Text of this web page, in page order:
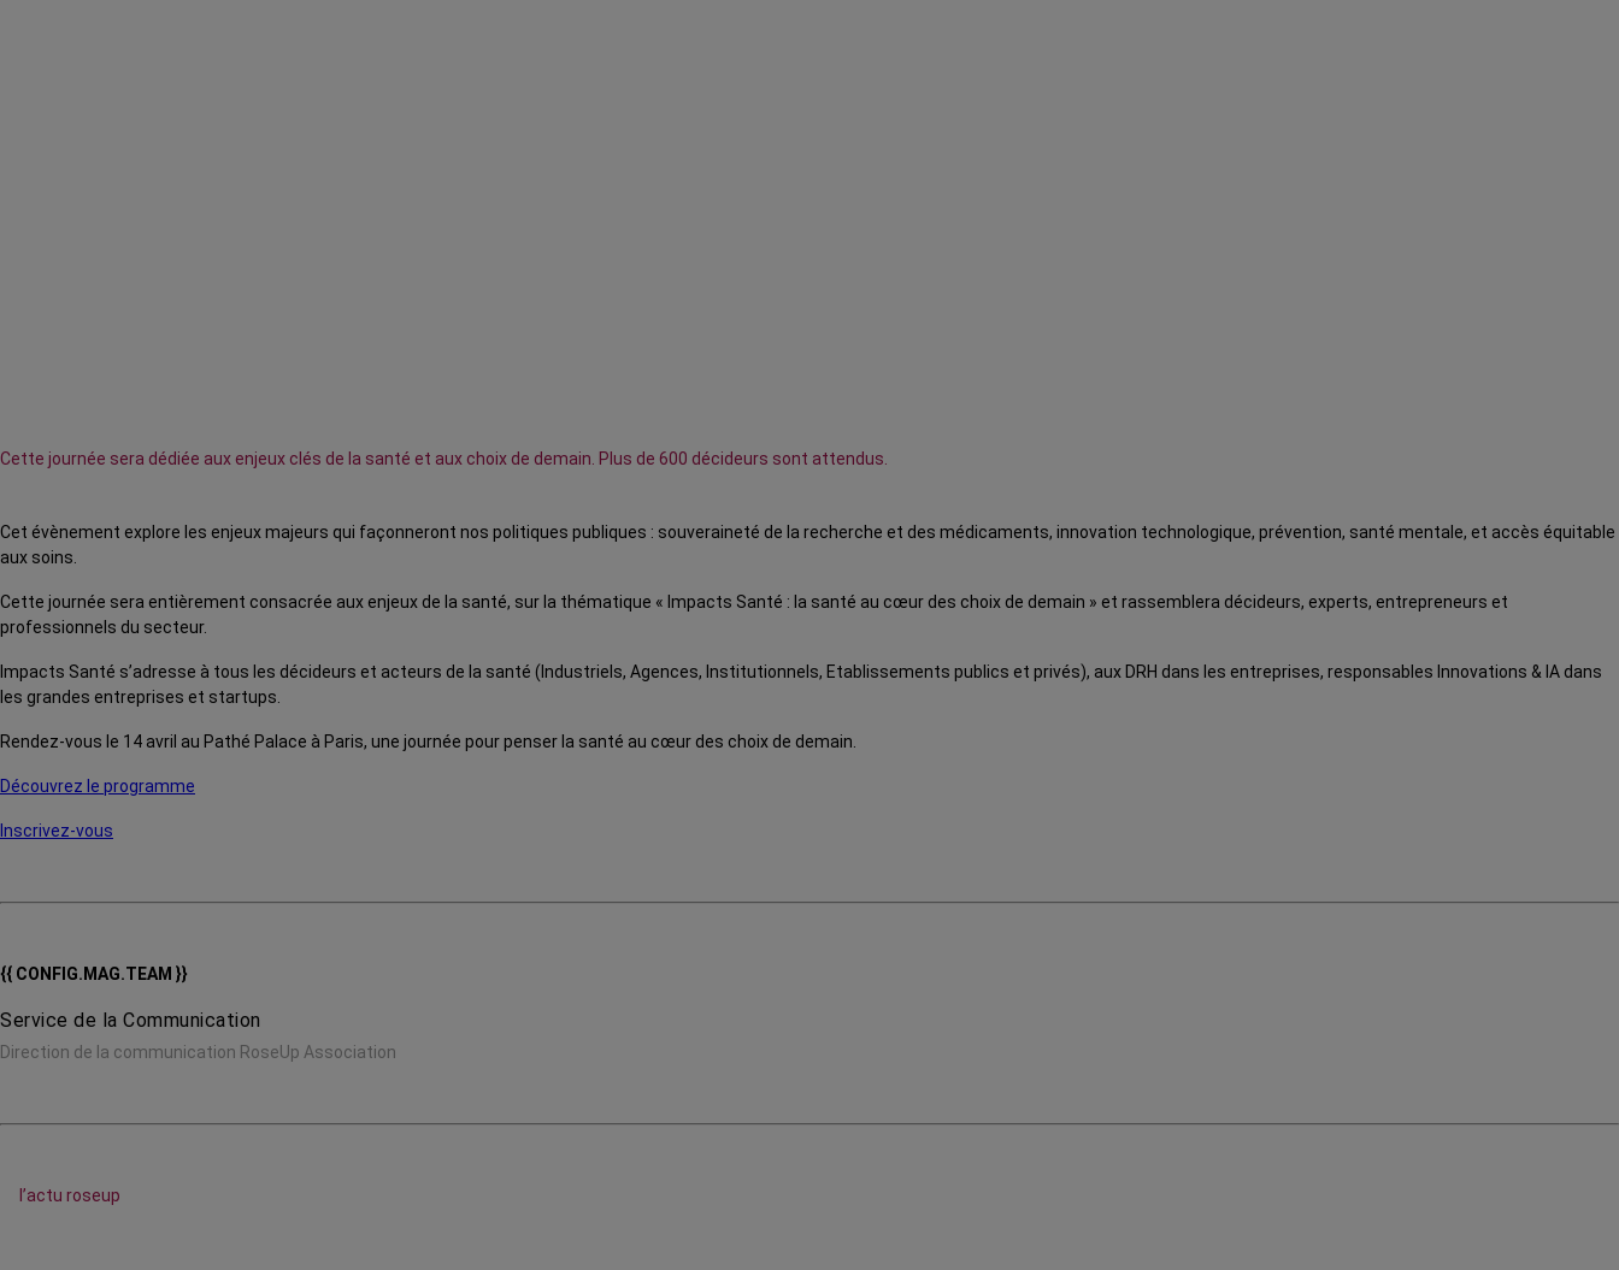
Cette journée sera dédiée aux enjeux clés de la santé et aux choix de demain. Plus de 600 décideurs sont attendus.
Cet évènement explore les enjeux majeurs qui façonneront nos politiques publiques : souveraineté de la recherche et des médicaments, innovation technologique, prévention, santé mentale, et accès équitable
aux soins.
Cette journée sera entièrement consacrée aux enjeux de la santé, sur la thématique « Impacts Santé : la santé au cœur des choix de demain » et rassemblera décideurs, experts, entrepreneurs et
professionnels du secteur.
Impacts Santé s’adresse à tous les décideurs et acteurs de la santé (Industriels, Agences, Institutionnels, Etablissements publics et privés), aux DRH dans les entreprises, responsables Innovations & IA dans
les grandes entreprises et startups.
Rendez-vous le 14 avril au Pathé Palace à Paris, une journée pour penser la santé au cœur des choix de demain.
Découvrez le programme
Inscrivez-vous
{{ CONFIG.MAG.TEAM }}
Service de la Communication
Direction de la communication RoseUp Association
l’actu roseup